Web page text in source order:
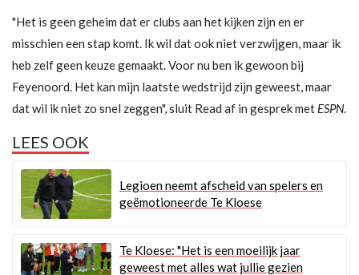
"Het is geen geheim dat er clubs aan het kijken zijn en er
misschien een stap komt. Ik wil dat ook niet verzwijgen, maar ik
heb zelf geen keuze gemaakt. Voor nu ben ik gewoon bij
Feyenoord. Het kan mijn laatste wedstrijd zijn geweest, maar
dat wil ik niet zo snel zeggen", sluit Read af in gesprek met ESPN.
LEES OOK
Legioen neemt afscheid van spelers en
geëmotioneerde Te Kloese
Te Kloese: "Het is een moeilijk jaar
geweest met alles wat jullie gezien